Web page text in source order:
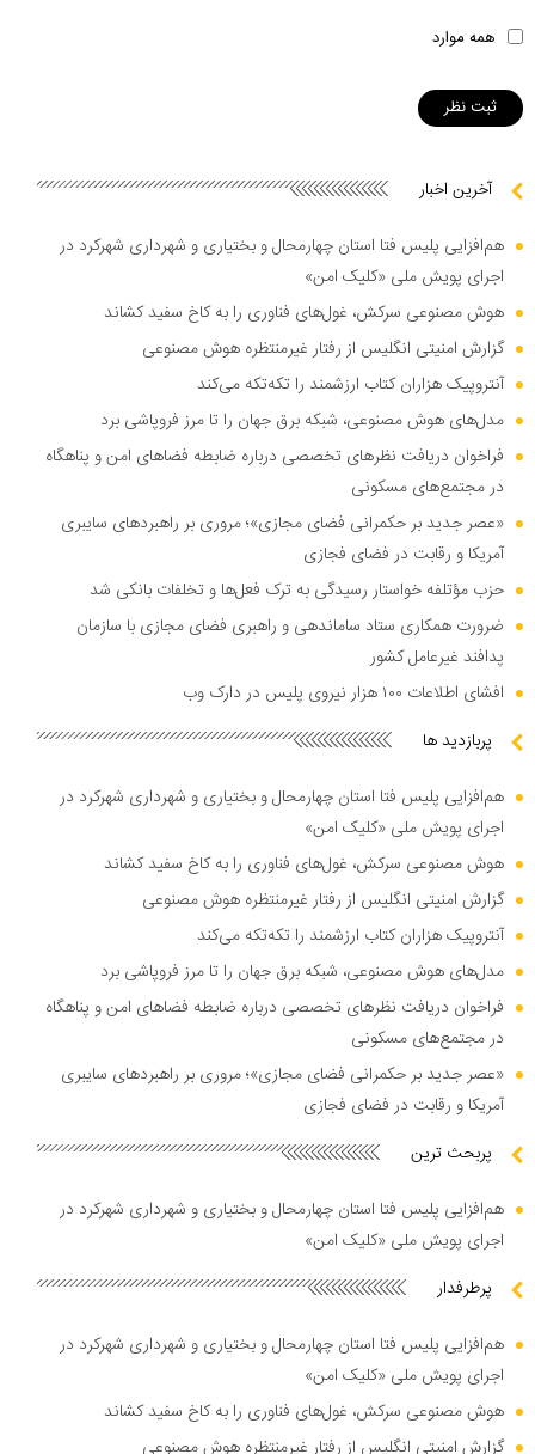
همه موارد
آخرین اخبار
هم‌افزایی پلیس فتا استان چهارمحال و بختیاری و شهرداری شهرکرد در
اجرای پویش ملی «کلیک امن»
هوش مصنوعی سرکش، غول‌های فناوری را به کاخ سفید کشاند
گزارش امنیتی انگلیس از رفتار غیرمنتظره هوش مصنوعی
آنتروپیک هزاران کتاب ارزشمند را تکه‌تکه می‌کند
مدل‌های هوش مصنوعی، شبکه برق جهان را تا مرز فروپاشی برد
فراخوان دریافت نظر‌های تخصصی درباره ضابطه فضا‌های امن و پناهگاه
در مجتمع‌های مسکونی
«عصر جدید بر حکمرانی فضای مجازی»؛ مروری بر راهبرد‌های سایبری
آمریکا و رقابت در فضای فجازی
حزب مؤتلفه خواستار رسیدگی به ترک فعل‌ها و تخلفات بانکی شد
ضرورت همکاری ستاد ساماندهی و راهبری فضای مجازی با سازمان
پدافند غیرعامل کشور
افشای اطلاعات ۱۰۰ هزار نیروی پلیس در دارک وب
پربازدید ها
هم‌افزایی پلیس فتا استان چهارمحال و بختیاری و شهرداری شهرکرد در
اجرای پویش ملی «کلیک امن»
هوش مصنوعی سرکش، غول‌های فناوری را به کاخ سفید کشاند
گزارش امنیتی انگلیس از رفتار غیرمنتظره هوش مصنوعی
آنتروپیک هزاران کتاب ارزشمند را تکه‌تکه می‌کند
مدل‌های هوش مصنوعی، شبکه برق جهان را تا مرز فروپاشی برد
فراخوان دریافت نظر‌های تخصصی درباره ضابطه فضا‌های امن و پناهگاه
در مجتمع‌های مسکونی
«عصر جدید بر حکمرانی فضای مجازی»؛ مروری بر راهبرد‌های سایبری
آمریکا و رقابت در فضای فجازی
پربحث ترین
هم‌افزایی پلیس فتا استان چهارمحال و بختیاری و شهرداری شهرکرد در
اجرای پویش ملی «کلیک امن»
پرطرفدار
هم‌افزایی پلیس فتا استان چهارمحال و بختیاری و شهرداری شهرکرد در
اجرای پویش ملی «کلیک امن»
هوش مصنوعی سرکش، غول‌های فناوری را به کاخ سفید کشاند